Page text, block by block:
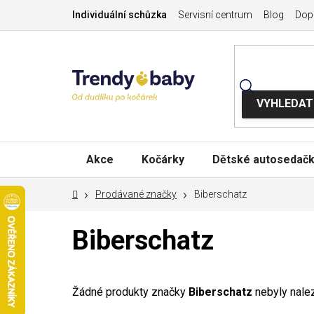
Individuální schůzka Servisní centrum Blog
Akce Kočárky Dětské
DomůProdávané značky Biberschatz
Biberschatz
Žádné produkty značky Biberschatz nebyly